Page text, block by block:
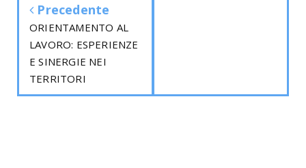
Precedente
ORIENTAMENTO AL
LAVORO: ESPERIENZE
E SINERGIE NEI
TERRITORI